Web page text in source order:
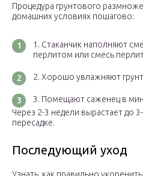
Процедура грунтового
домашних условиях пошагово:
Стаканчик наполняют
перлитом или смесь
Хорошо увлажняют
Помещают саженец в
Через 2-3 недели вырастает до
пересадке.
Последующий уход